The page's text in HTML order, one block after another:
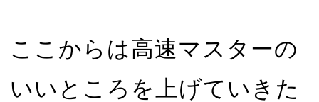
ここからは高速マスターの
いいところを上げていきた